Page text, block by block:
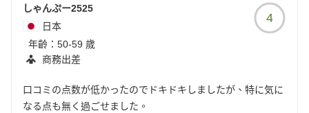
しゃんぷー2525
日本
年齡： 50-59 歲
商務出差
4
口コミの点数が低かったのでドキドキしましたが、特に気に
なる点も無く過ごせました。